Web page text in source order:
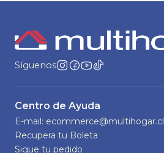
Síguenos
Centro de Ayuda
E-mail: ecommerce@multihogar.cl
Recupera tu Boleta
Sigue tu pedido